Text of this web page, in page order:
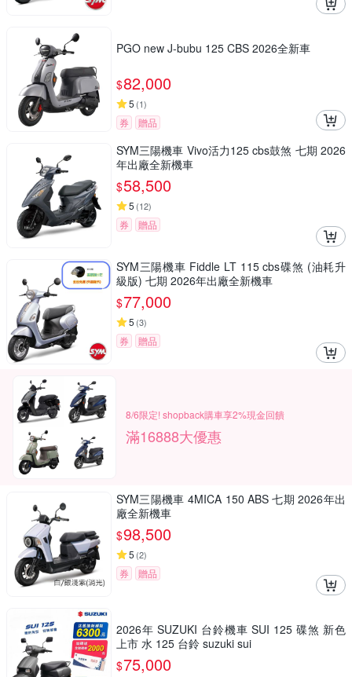
PGO new J-bubu 125 CBS 2026全新車
$82,000
5 (1)
券 贈品
SYM三陽機車 Vivo活力125 cbs鼓煞 七期 2026
年出廠全新機車
$58,500
5 (12)
券 贈品
SYM三陽機車 Fiddle LT 115 cbs碟煞 (油耗升
級版) 七期 2026年出廠全新機車
$77,000
5 (3)
券 贈品
8/6限定! shopback購車享2%現金回饋
滿16888大優惠
SYM三陽機車 4MICA 150 ABS 七期 2026年出
廠全新機車
$98,500
5 (2)
券 贈品
2026年 SUZUKI 台鈴機車 SUI 125 碟煞 新色
上市 水 125 台鈴 suzuki sui
$75,000